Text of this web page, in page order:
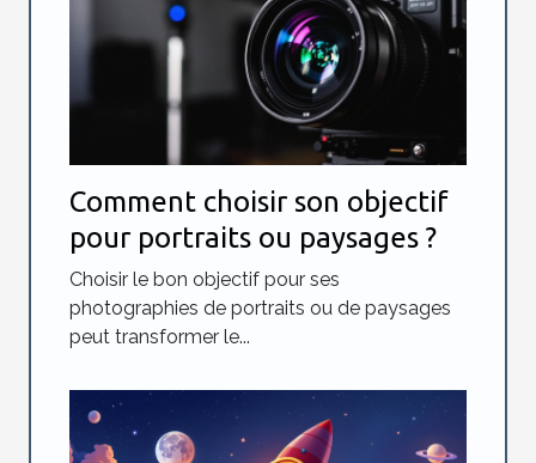
Comment choisir son objectif
pour portraits ou paysages ?
Choisir le bon objectif pour ses
photographies de portraits ou de paysages
peut transformer le...